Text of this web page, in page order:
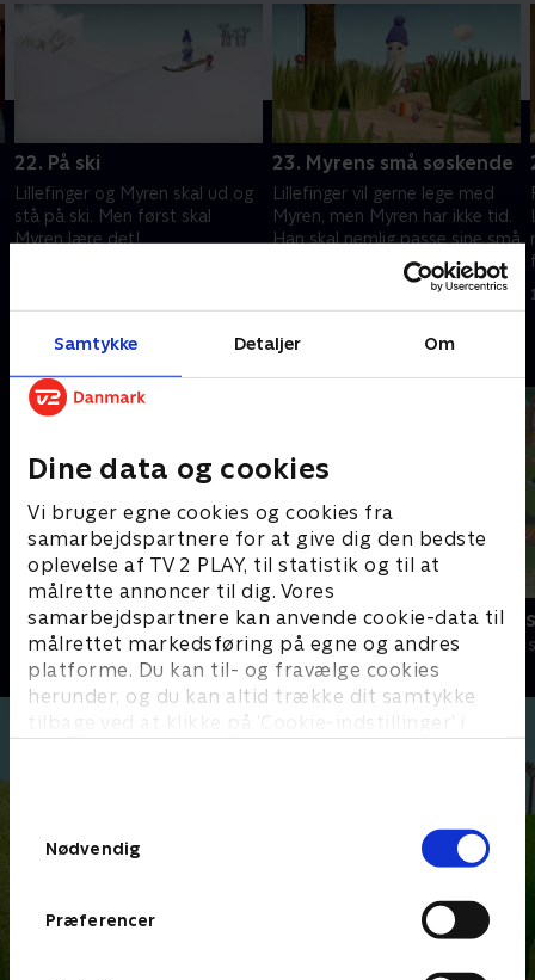
Samtykke Detaljer Om
Dine data og cookies
Vi bruger egne cookies og cookies fra
samarbejdspartnere for at give dig den bedste
oplevelse af TV 2 PLAY, til statistik og til at
målrette annoncer til dig. Vores
samarbejdspartnere kan anvende cookie-data til
målrettet markedsføring på egne og andres
platforme. Du kan til- og fravælge cookies
herunder, og du kan altid trække dit samtykke
tilbage ved at klikke på ’Cookie-indstillinger’ i
Nødvendig
Præferencer
22. På ski
Lillefinger og Myren skal ud og
stå på ski. Men først skal
Myren lære det!
23. Myrens små søskende
Lillefinger vil gerne lege med
Myren, men Myren har ikke tid.
Han skal nemlig passe sine små
1. december 2020 • 5 min
Andre så også
Stor & Lille
Børneserier • 1 sæsoner
Lille
Børneserier • 3